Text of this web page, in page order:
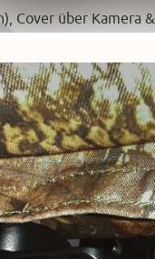
Cover über Kamera